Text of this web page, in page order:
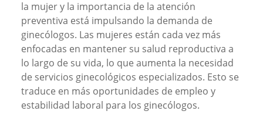
la mujer y la importancia de la atención
preventiva está impulsando la demanda de
ginecólogos. Las mujeres están cada vez más
enfocadas en mantener su salud reproductiva a
lo largo de su vida, lo que aumenta la necesidad
de servicios ginecológicos especializados. Esto se
traduce en más oportunidades de empleo y
estabilidad laboral para los ginecólogos.